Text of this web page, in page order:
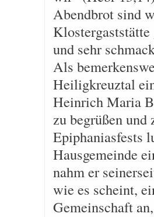
Abendbrot sind
und sehr
Als
Heiligkreuztal
Heinrich Maria
zu begrüßen und
Epiphaniasfests
Hausgemeinde
nahm er
wie es scheint,
Gemeinschaft